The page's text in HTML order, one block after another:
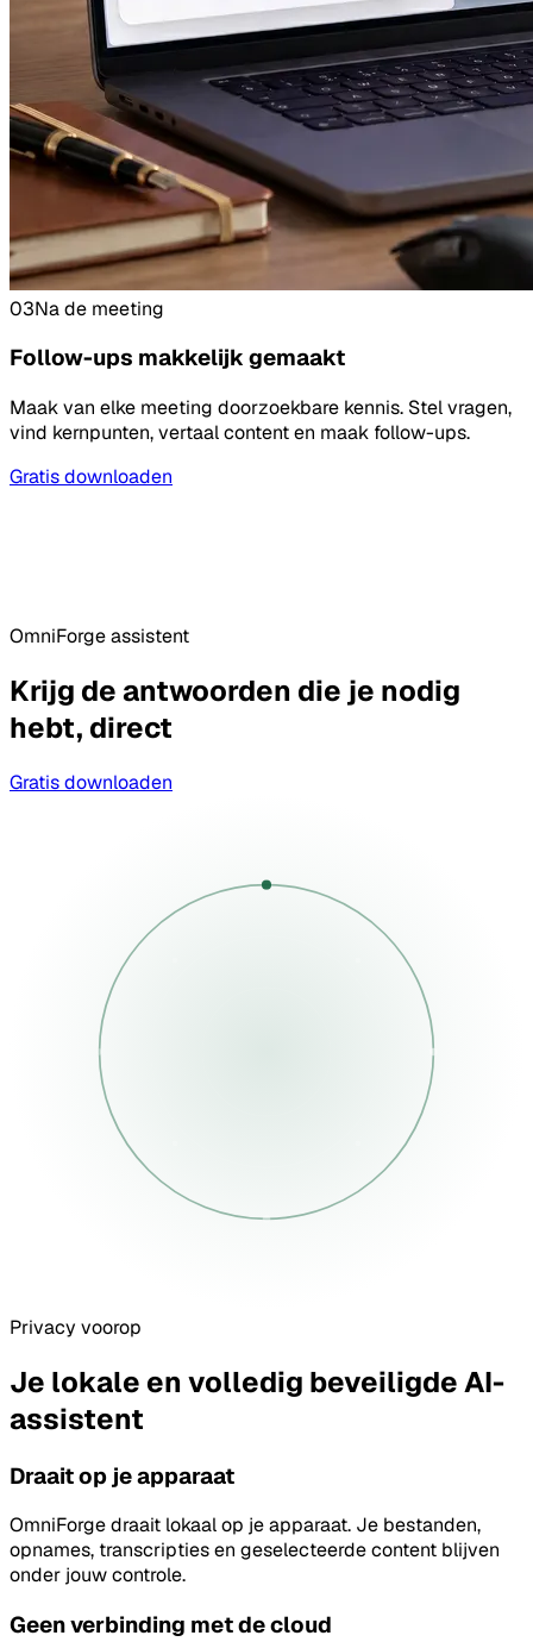
03Na de meeting
Follow-ups makkelijk gemaakt
Maak van elke meeting doorzoekbare kennis. Stel vragen,
vind kernpunten, vertaal content en maak follow-ups.
Gratis downloaden
OmniForge assistent
Krijg de antwoorden die je nodig
hebt, direct
Gratis downloaden
Privacy voorop
Je lokale en volledig beveiligde AI-
assistent
Draait op je apparaat
OmniForge draait lokaal op je apparaat. Je bestanden,
opnames, transcripties en geselecteerde content blijven
onder jouw controle.
Geen verbinding met de cloud